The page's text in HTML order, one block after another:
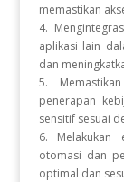
memastikan
4.
aplikasi lain
dan
5.
penerapan
sensitif sesuai
6. Melakukan
otomasi dan
optimal dan